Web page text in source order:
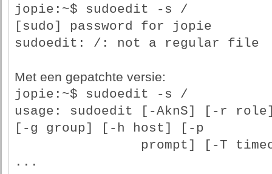
jopie:~$ sudoedit -s /
[sudo] password for jopie
sudoedit: /: not a regular file
Met een gepatchte versie:
jopie:~$ sudoedit -s /
usage: sudoedit [-AknS] [-r
[-g group] [-h host] [-p
...